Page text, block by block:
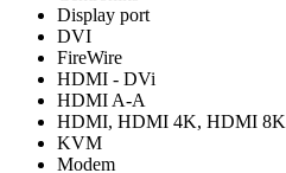
Display port
DVI
FireWire
HDMI - DVi
HDMI A-A
HDMI, HDMI 4K, HDMI 8K
KVM
Modem